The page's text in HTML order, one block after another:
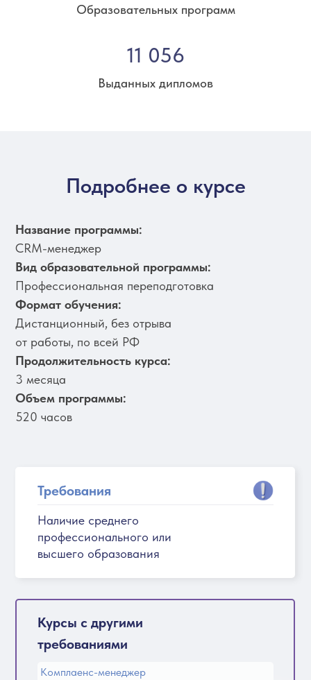
Образовательных программ
11 056
Выданных дипломов
Подробнее о курсе
Название программы:
CRM-менеджер
Вид образовательной программы:
Профессиональная переподготовка
Формат обучения:
Дистанционный, без отрыва
от работы, по всей РФ
Продолжительность курса:
3 месяца
Объем программы:
520 часов
Курсы с другими
требованиями
Наличие среднего
профессионального или
высшего образования
Требования
Комплаенс-менеджер